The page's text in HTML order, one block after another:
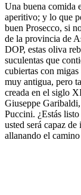
Una buena comida
aperitivo; y lo que
buen Prosecco, si
de la provincia de
DOP, estas oliva
suculentas que
cubiertas con
muy antigua, pero
creada en el siglo
Giuseppe
Puccini. ¿Estás
usted será capaz
allanando el